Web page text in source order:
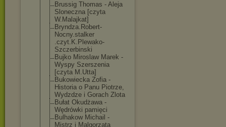
Brussig Thomas - Aleja
Sloneczna [czyta
W.Malajkat]
Bryndza.Robert-
Nocny.stalker
.czyt.K.Plewako-
Szczerbinski
Bujko Miroslaw Marek -
Wyspy Szerszenia
[czyta M.Utta]
Bukowiecka Zofia -
Historia o Panu Piotrze,
Wydzdze i Gorach Zlota
Bułat Okudżawa -
Wędrówki pamięci
Bulhakow Michail -
Mistrz i Malgorzata